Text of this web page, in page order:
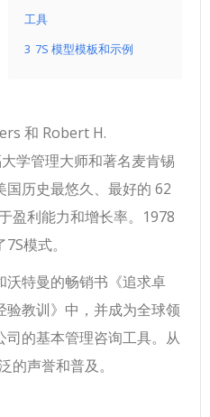
工具
3 7S 模型模板和示例
和 Robert H.
学管理大师和著名麦肯锡
历史最悠久、最好的 62
盈利能力和增长率。1978
模式。
沃特曼的畅销书《追求卓
教训》中，并成为全球领
的基本管理咨询工具。从
的声誉和普及。